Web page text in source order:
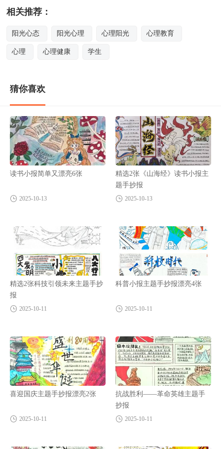
相关推荐：
阳光心态 阳光心理 心理阳光 心理教育
心理 心理健康 学生
猜你喜欢
读书小报简单又漂亮6张
2025-10-13
精选2张《山海经》读书小报主
题手抄报
2025-10-13
精选2张科技引领未来主题手抄
报
2025-10-11
科普小报主题手抄报漂亮4张
2025-10-11
喜迎国庆主题手抄报漂亮2张
2025-10-11
抗战胜利——革命英雄主题手
抄报
2025-10-11